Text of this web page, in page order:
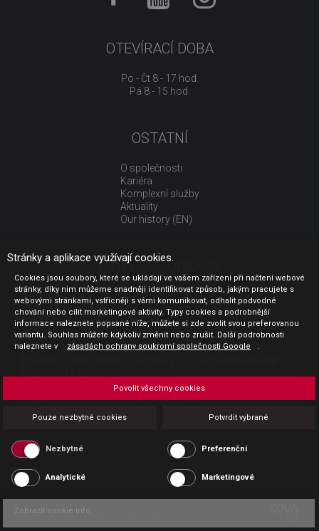
OTEVÍRACÍ DOBA
Po - Čt 8 - 17 hod.
Pá 8 - 15 hod.
OSTATNÍ
O společnosti
Kariéra
Komplexní služby
Aktuality
Our history (EN)
UŽITEČNÉ ODKAZY
Jak nakupovat
Obchodní podmínky
GDPR - ochrana osobních údajů
Profil zadavatele
Sdělení před uzavřením kupní smlouvy pro spotřebitele
Platba
Povinná publicita
Copyright CESK 2026 |
Stránky a aplikace využívají cookies.
Cookies jsou soubory, které se ukládají ve vašem zařízení při načtení webové
stránky, díky nim můžeme snadněji identifikovat způsob, jakým pracujete s
webovými stránkami, vstřícněji s vámi komunikovat, odhalit podvodné
chování nebo cílit marketingové aktivity. Typy cookies a podrobnější
informace naleznete popsané níže, můžete si zde zvolit svou preferovanou
variantu. Souhlas můžete kdykoliv změnit nebo zrušit. Další podrobnosti
naleznete v
zásadách ochrany soukromí společnosti Google .
Pouze nezbytné cookies Potvrdit vybrané
Povolit všechny cookies
Nezbytné Preferenční
Analytické Marketingové
Zobrazit cookie info